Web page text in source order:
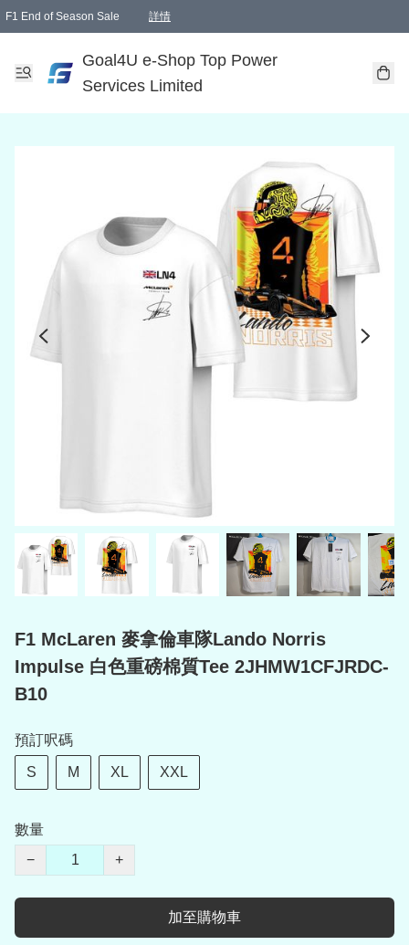
F1 End of Season Sale 詳情
Goal4U e-Shop Top Power
Services Limited
F1 McLaren 麥拿倫車隊Lando Norris
Impulse 白色重磅棉質Tee 2JHMW1CFJRDC-
B10
預訂呎碼
S M XL XXL
數量
−
+
加至購物車